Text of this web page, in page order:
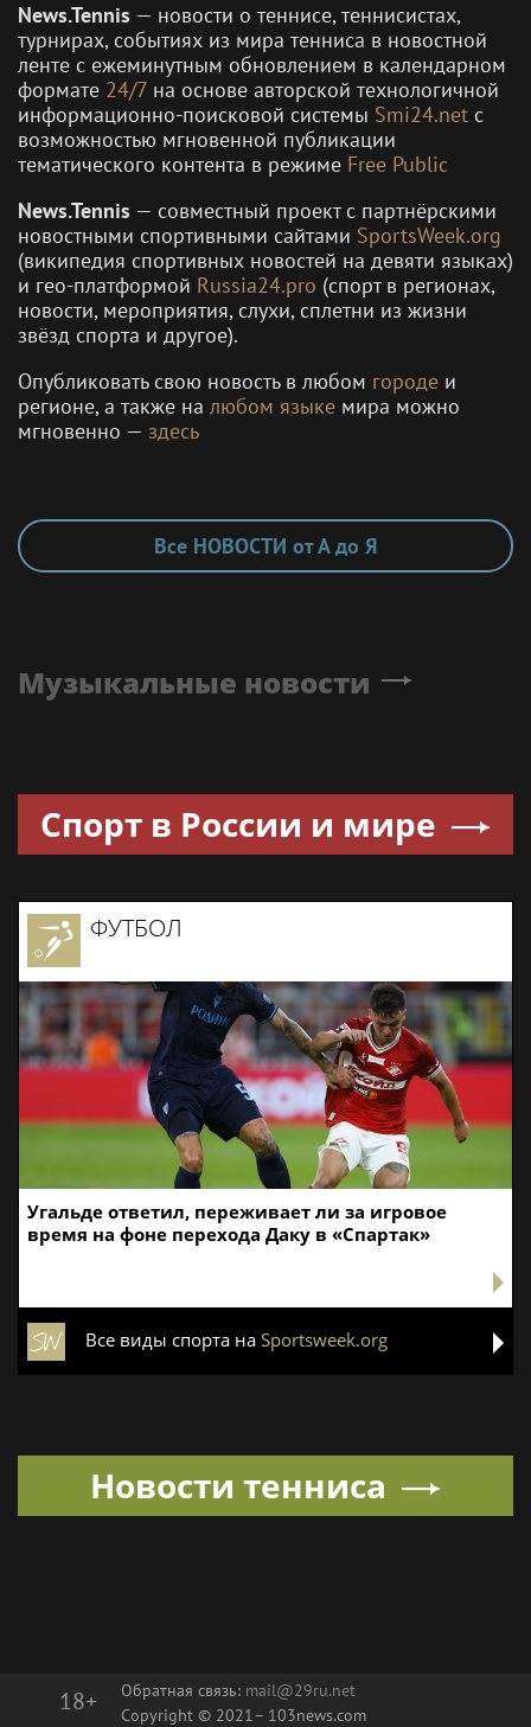
News.Tennis — новости о теннисе, теннисистах,
турнирах, событиях из мира тенниса в новостной
ленте с ежеминутным обновлением в календарном
формате 24/7 на основе авторской технологичной
информационно-поисковой системы Smi24.net с
возможностью мгновенной публикации
тематического контента в режиме Free Public
News.Tennis — совместный проект с партнёрскими
новостными спортивными сайтами SportsWeek.org
(википедия спортивных новостей на девяти языках)
и гео-платформой Russia24.pro (спорт в регионах,
новости, мероприятия, слухи, сплетни из жизни
звёзд спорта и другое).
Опубликовать свою новость в любом городе и
регионе, а также на любом языке мира можно
мгновенно — здесь
Все НОВОСТИ от А до Я
Музыкальные новости
Спорт в России и мире
Угальде ответил, переживает ли за игровое
время на фоне перехода Даку в «Спартак»
ФУТБОЛ
Все виды спорта на Sportsweek.org
Новости тенниса
18+ Обратная связь: mail@29ru.net
Copyright © 2021– 103news.com